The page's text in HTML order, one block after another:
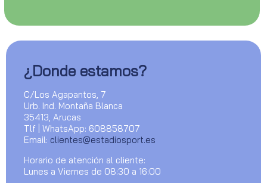
¿Donde estamos?
C/Los Agapantos, 7
Urb. Ind. Montaña Blanca
35413, Arucas
Tlf | WhatsApp: 608858707
Email: clientes@estadiosport.es
Horario de atención al cliente:
Lunes a Viernes de 08:30 a 16:00